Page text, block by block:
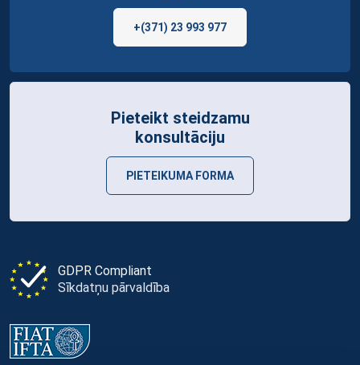
GDPR Compliant
Sīkdatņu pārvaldība
+(371) 23 993 977
Pieteikt steidzamu
konsultāciju
PIETEIKUMA FORMA